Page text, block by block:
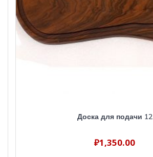
Доска для подачи 12
₽1,350.00